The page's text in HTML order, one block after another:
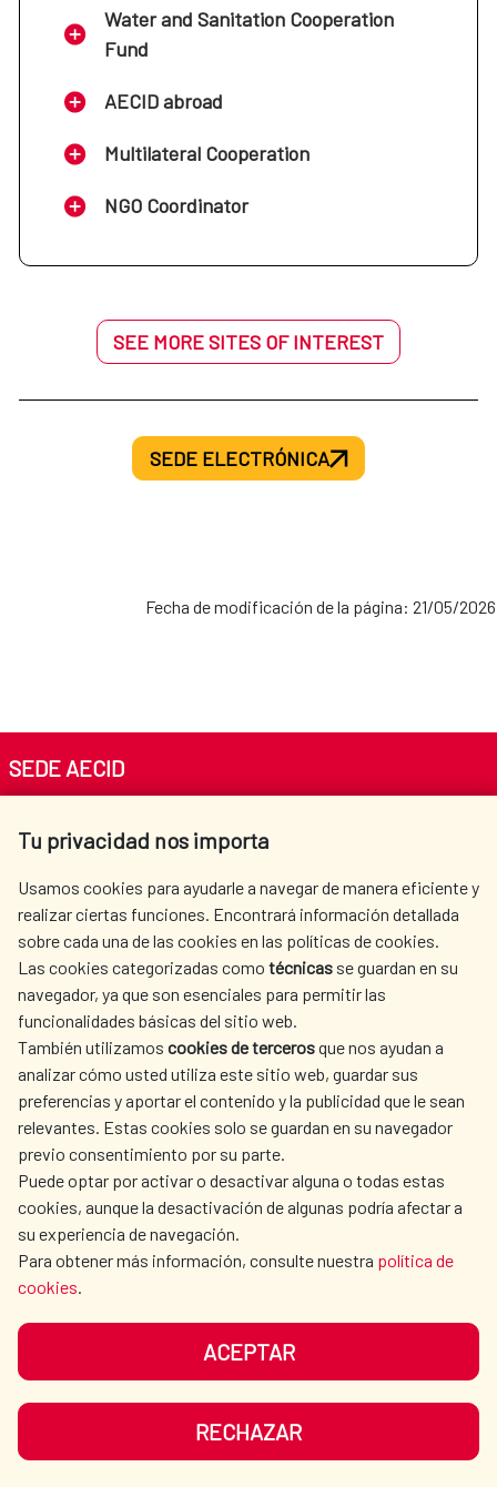
Water and Sanitation Cooperation
Fund
AECID abroad
Multilateral Cooperation
NGO Coordinator
SEE MORE SITES OF INTEREST
SEDE ELECTRÓNICA
Fecha de modificación de la página: 21/05/2026
Tu privacidad nos importa
Usamos cookies para ayudarle a navegar de manera eficiente y
realizar ciertas funciones. Encontrará información detallada
sobre cada una de las cookies en las políticas de cookies.
Las cookies categorizadas como técnicas se guardan en su
navegador, ya que son esenciales para permitir las
funcionalidades básicas del sitio web.
También utilizamos cookies de tercerosque nos ayudan a
analizar cómo usted utiliza este sitio web, guardar sus
preferencias y aportar el contenido y la publicidad que le sean
relevantes. Estas cookies solo se guardan en su navegador
previo consentimiento por su parte.
Puede optar por activar o desactivar alguna o todas estas
cookies, aunque la desactivación de algunas podría afectar a
su experiencia de navegación.
Para obtener más información, consulte nuestra política de
cookies.
ACEPTAR
RECHAZAR
SEDE AECID
Tel. +34 900 20 30 54​​​​​​​
AECID
WHERE DO WE COOPERATE?
SPANISH HUMANITARIAN
ACTION
PRESS ROOM
CULTURE AND SCIENCE LIBRARY
OUR SOCIAL MEDIA
DATA PROTECTION
SITEMAP